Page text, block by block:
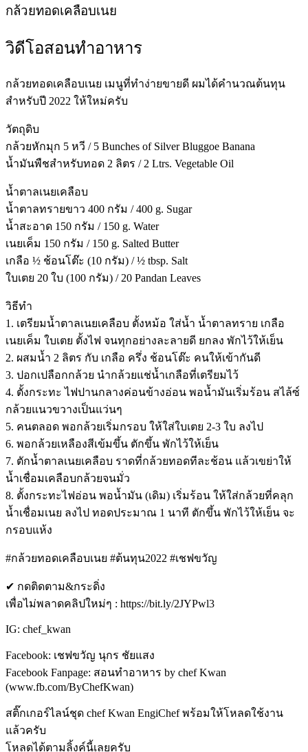
กล้วยทอดเคลือบเนย
วิดีโอสอนทําอาหาร
กล้วยทอดเคลือบเนย เมนูที่ทำง่ายขายดี ผมได้คำนวณต้นทุน
สำหรับปี 2022 ให้ใหม่ครับ
วัตถุดิบ
กล้วยหักมุก 5 หวี / 5 Bunches of Silver Bluggoe Banana
น้ำมันพืชสำหรับทอด 2 ลิตร / 2 Ltrs. Vegetable Oil
น้ำตาลเนยเคลือบ
น้ำตาลทรายขาว 400 กรัม / 400 g. Sugar
น้ำสะอาด 150 กรัม / 150 g. Water
เนยเค็ม 150 กรัม / 150 g. Salted Butter
เกลือ ½ ช้อนโต๊ะ (10 กรัม) / ½ tbsp. Salt
ใบเตย 20 ใบ (100 กรัม) / 20 Pandan Leaves
วิธีทำ
1. เตรียมน้ำตาลเนยเคลือบ ตั้งหม้อ ใส่น้ำ น้ำตาลทราย เกลือ
เนยเค็ม ใบเตย ตั้งไฟ จนทุกอย่างละลายดี ยกลง พักไว้ให้เย็น
2. ผสมน้ำ 2 ลิตร กับ เกลือ ครึ่ง ช้อนโต๊ะ คนให้เข้ากันดี
3. ปอกเปลือกกล้วย นำกล้วยแช่น้ำเกลือที่เตรียมไว้
4. ตั้งกระทะ ไฟปานกลางค่อนข้างอ่อน พอน้ำมันเริ่มร้อน สไล้ซ์
กล้วยแนวขวางเป็นแว่นๆ
5. คนตลอด พอกล้วยเริ่มกรอบ ให้ใส่ใบเตย 2-3 ใบ ลงไป
6. พอกล้วยเหลืองสีเข้มขึ้น ตักขึ้น พักไว้ให้เย็น
7. ตักน้ำตาลเนยเคลือบ ราดที่กล้วยทอดทีละช้อน แล้วเขย่าให้
น้ำเชื่อมเคลือบกล้วยจนมั่ว
8. ตั้งกระทะไฟอ่อน พอน้ำมัน (เดิม) เริ่มร้อน ให้ใส่กล้วยที่คลุก
น้ำเชื่อมเนย ลงไป ทอดประมาณ 1 นาที ตักขึ้น พักไว้ให้เย็น จะ
กรอบแห้ง
#กล้วยทอดเคลือบเนย #ต้นทุน2022 #เชฟขวัญ
✔ กดติดตาม&กระดิ่ง
เพื่อไม่พลาดคลิปใหม่ๆ : https://bit.ly/2JYPwl3
IG: chef_kwan
Facebook: เชฟขวัญ นุกร ชัยแสง
Facebook Fanpage: สอนทำอาหาร by chef Kwan
(www.fb.com/ByChefKwan)
สติ๊กเกอร์ไลน์ชุด chef Kwan EngiChef พร้อมให้โหลดใช้งาน
แล้วครับ
โหลดได้ตามลิ้งค์นี้เลยครับ